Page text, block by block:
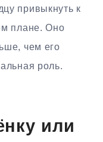
привыкнуть к
плане. Оно
чем его
роль.
или